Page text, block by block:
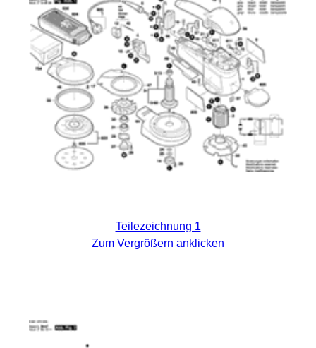
Teilezeichnung 1
Zum Vergrößern anklicken